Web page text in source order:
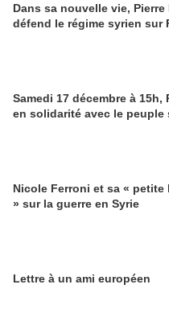
Dans sa nouvelle vie, Pierre
défend le régime syrien sur
Samedi 17 décembre à
en solidarité avec le peuple
Nicole Ferroni et sa « petite
» sur la guerre en Syrie
Lettre à un ami européen